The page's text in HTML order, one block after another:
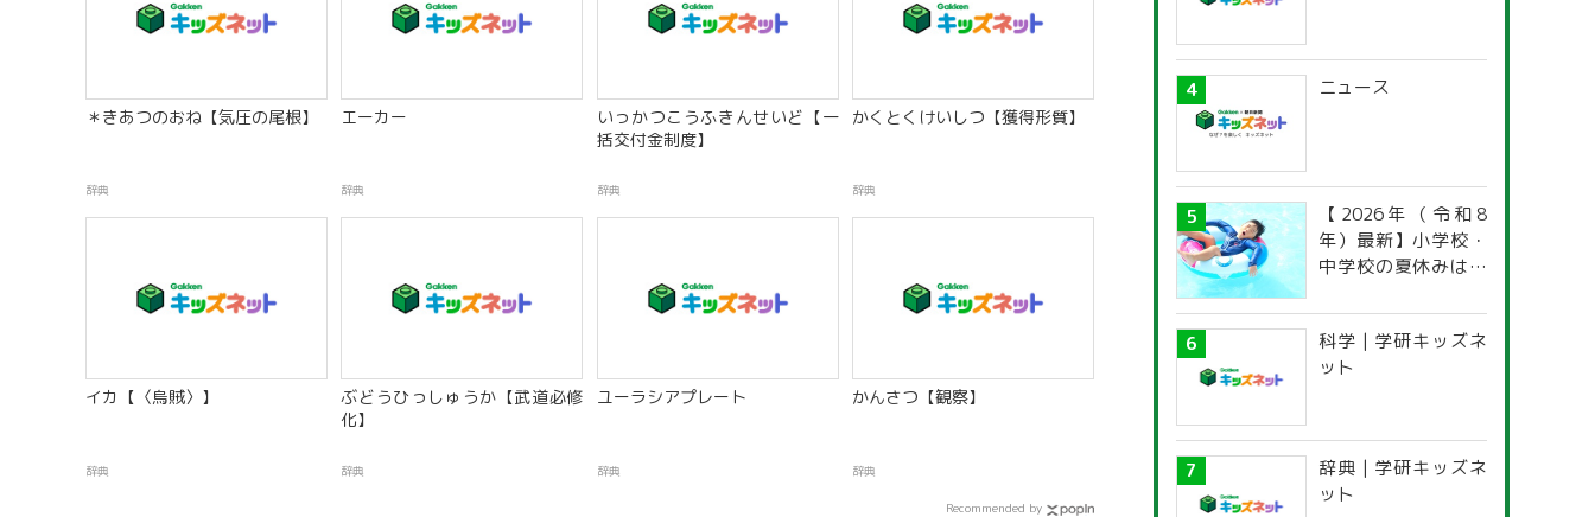
＊きあつのおね【気圧の尾根】
辞典
エーカー
辞典
いっかつこうふきんせいど【一
括交付金制度】
辞典
かくとくけいしつ【獲得形質】
辞典
イカ【〈烏賊〉】
辞典
ぶどうひっしゅうか【武道必修
化】
辞典
ユーラシアプレート
辞典
かんさつ【観察】
辞典
Recommended by
ニュース
【2026年（令和8
年）最新】小学校・
中学校の夏休みはい
道府県別「夏季休暇
一覧」
科学 | 学研キッズネ
ット
辞典 | 学研キッズネ
ット